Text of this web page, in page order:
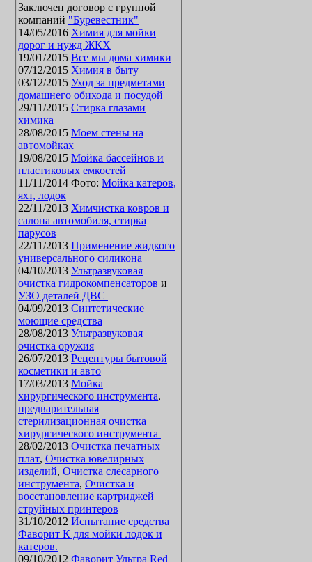
Заключен договор с группой
компаний "Буревестник"
14/05/2016 Химия для мойки
дорог и нужд ЖКХ
19/01/2015
Все мы дома химики
07/12/2015 Химия в быту
03/12/2015 Уход за предметами
домашнего обихода и посудой
29/11/2015 Стирка глазами
химика
28/08/2015 Моем стены на
автомойках
19/08/2015 Мойка бассейнов и
пластиковых емкостей
11/11/2014 Фото: Мойка катеров,
яхт, лодок
22/11/2013 Химчистка ковров и
салона автомобиля, стирка
парусов
22/11/2013 Применение жидкого
универсального силикона
04/10/2013 Ультразвуковая
очистка гидрокомпенсаторов и
УЗО деталей ДВС
04/09/2013 Синтетические
моющие средства
28/08/2013 Ультразвуковая
очистка оружия
26/07/2013 Рецептуры бытовой
косметики и авто
17/03/2013 Мойка
хирургического инструмента,
предварительная
стерилизационная очистка
хирургического инструмента
28/02/2013 Очистка печатных
плат, Очистка ювелирных
изделий, Очистка слесарного
инструмента, Очистка и
восстановление картриджей
струйных принтеров
31/10/2012 Испытание средства
Фаворит К для мойки лодок и
катеров.
09/10/2012 Фаворит Ультра Red